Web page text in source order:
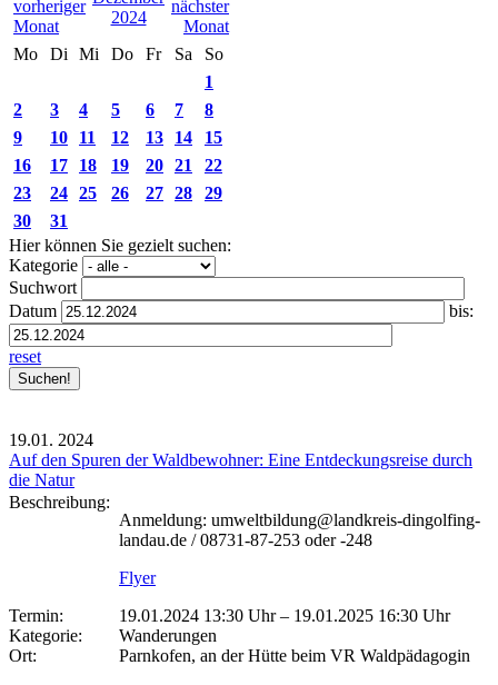
2024
Mo
Di Mi Do Fr Sa
So
1
2
3 4 5 6 7
8
9
10 11 12 13 14
15
16
17 18 19 20 21
22
23
24 25 26 27 28
29
30
31
Hier können Sie gezielt suchen:
Kategorie
Suchwort
Datum
bis:
reset
19.01. 2024
Auf den Spuren der Waldbewohner: Eine Entdeckungsreise durch
die Natur
Beschreibung:
Anmeldung: umweltbildung@landkreis-dingolfing-
landau.de / 08731-87-253 oder -248
Flyer
Termin:
19.01.2024 13:30 Uhr– 19.01.2025 16:30 Uhr
Kategorie:
Wanderungen
Ort:
Parnkofen, an der Hütte beim VR Waldpädagogin